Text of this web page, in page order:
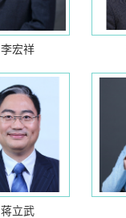
李宏祥
蒋立武